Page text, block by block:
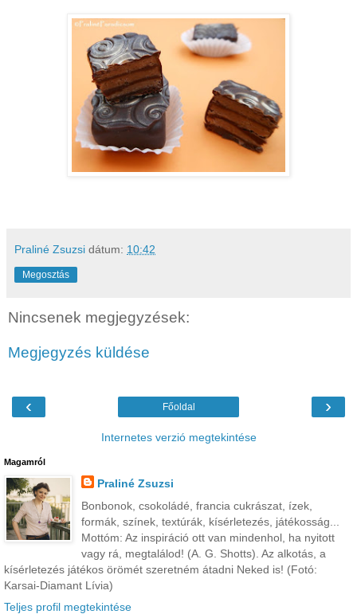
Praliné Zsuzsi dátum: 10:42
Megosztás
Nincsenek megjegyzések:
Megjegyzés küldése
‹ ›
Főoldal
Internetes verzió megtekintése
Magamról
Praliné Zsuzsi
Bonbonok, csokoládé, francia cukrászat, ízek,
formák, színek, textúrák, kísérletezés, játékosság...
Mottóm: Az inspiráció ott van mindenhol, ha nyitott
vagy rá, megtalálod! (A. G. Shotts). Az alkotás, a
kísérletezés játékos örömét szeretném átadni Neked is! (Fotó:
Karsai-Diamant Lívia)
Teljes profil megtekintése